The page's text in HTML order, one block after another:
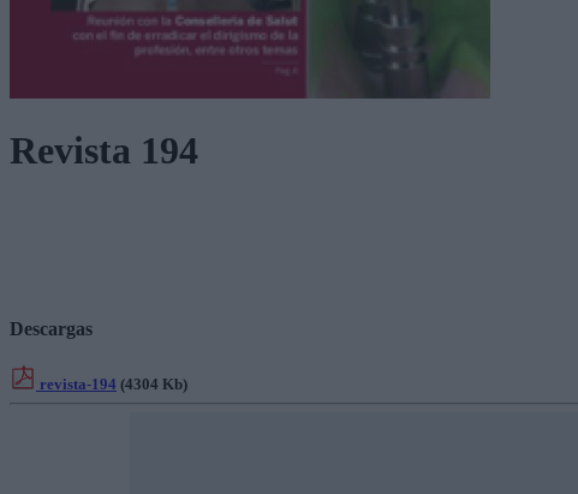
Revista 194
Descargas
revista-194 (4304 Kb)